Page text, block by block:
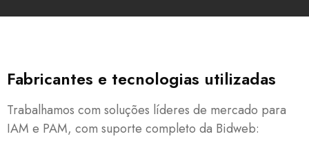
Fabricantes e tecnologias utilizadas
Trabalhamos com soluções líderes de mercado para
IAM e PAM, com suporte completo da Bidweb: